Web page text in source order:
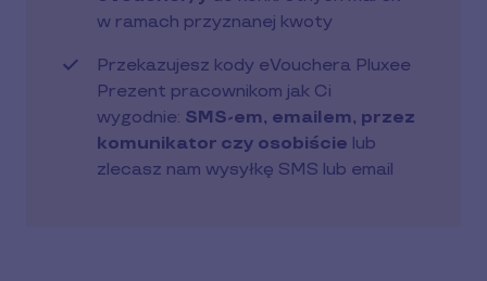
w ramach przyznanej kwoty
Przekazujesz kody eVouchera Pluxee
Prezent pracownikom jak Ci
wygodnie: SMS-em, emailem, przez
komunikator czy osobiście lub
zlecasz nam wysyłkę SMS lub email